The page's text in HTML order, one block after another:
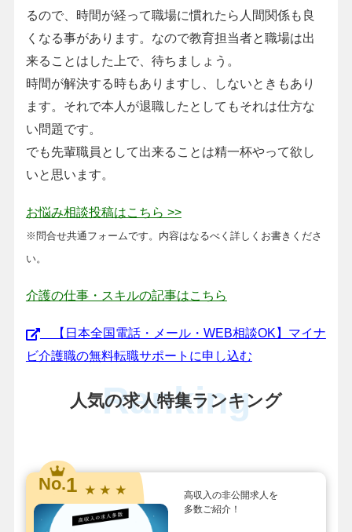
るので、時間が経って職場に慣れたら人間関係も良
くなる事があります。なので教育担当者と職場は出
来ることはした上で、待ちましょう。
時間が解決する時もありますし、しないときもあり
ます。それで本人が退職したとしてもそれは仕方な
い問題です。
でも先輩職員として出来ることは精一杯やって欲し
いと思います。
お悩み相談投稿はこちら >>
※問合せ共通フォームです。内容はなるべく詳しくお書きくださ
い。
介護の仕事・スキルの記事はこちら
【日本全国電話・メール・WEB相談OK】マイナ
ビ介護職の無料転職サポートに申し込む
人気の求人特集ランキング
Ranking
No.1 ★ ★ ★
高収入の非公開求人を
多数ご紹介！